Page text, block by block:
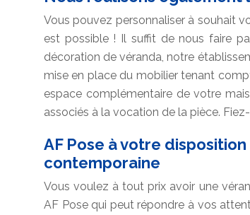
Vous pouvez personnaliser à souhait
est possible ! Il suffit de nous faire
décoration de véranda, notre
mise en place du mobilier tenant
espace complémentaire de votre
associés à la vocation de la pièce.
AF Pose à votre
contemporaine
Vous voulez à tout prix avoir une
AF Pose qui peut répondre à vos